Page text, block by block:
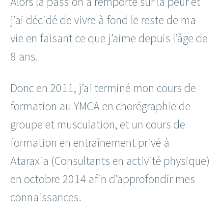
j’ai décidé de vivre à fond le reste de ma
vie en faisant ce que j’aime depuis l’âge de
8 ans.
Donc en 2011, j’ai terminé mon cours de
formation au YMCA en chorégraphie de
groupe et musculation, et un cours de
formation en entraînement privé à
Ataraxia (Consultants en activité physique)
en octobre 2014 afin d’approfondir mes
connaissances.